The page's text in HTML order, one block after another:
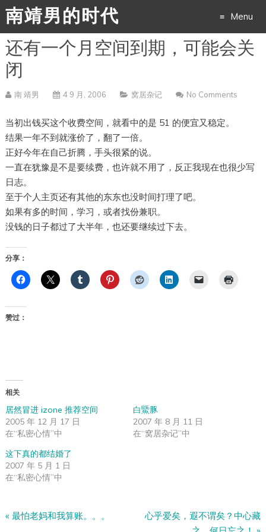
南靖男的时代 Menu
Skip
content
还有一个月空间到期，可能会关
闭
南 靖男 4 9 月, 2006 窝居杂记 No Comments
当初出钱买这个收费空间，就看中的是 51 的便宜又稳定。
结果一年不到就涨价了，翻了一倍。
正好今年在自己折腾，手头很紧的说。
一直在犹豫是不是要续费，也许就不用了，反正我现在也很少写
日志。
至于个人主页还有其他的东东也没时间打理了吧。
如果有多的时间，学习，或者找份兼职。
没钱的日子都过了大半年，也还要继续过下去。
分享：
赞过：
相关
居然冒进 izone 推荐空间
2005 年 12 月 17 日
在“私密心情”中
白鱀豚
2007 年 8 月 11 日
在“窝居杂记”中
这下真的都结婚了
2007 年 5 月 1 日
在“私密心情”中
« 最怕老妈和我算账。。。
心乎爱矣，遐不谓矣？中心藏